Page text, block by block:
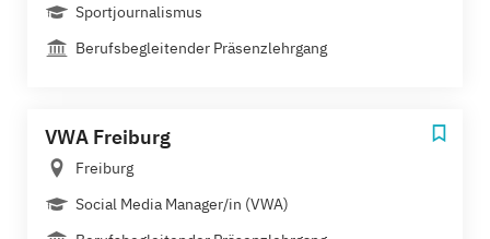
Sportjournalismus
Berufsbegleitender Präsenzlehrgang
VWA Freiburg
Freiburg
Social Media Manager/in (VWA)